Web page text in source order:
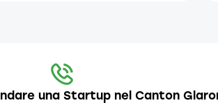
una Startup nel Canton